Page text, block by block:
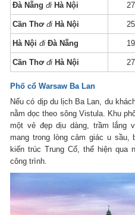
Đà Nẵngđi Hà Nội
Cần Thơđi Hà Nội
Hà Nộiđi Đà Nẵng
Cần Thơđi Hà Nội
Phố cổ Warsaw Ba Lan
Nếu có dịp du lịch Ba Lan, du
nằm dọc theo sông Vistula. Khu
một vẻ đẹp dịu dàng, trầm lắng
mang trong lòng cảm giác u sầu,
kiến trúc Trung Cổ, thể hiện qua
công trình.